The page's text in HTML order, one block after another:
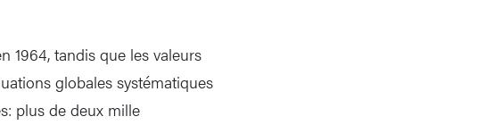
1964, tandis que les valeurs
globales systématiques
plus de deux mille